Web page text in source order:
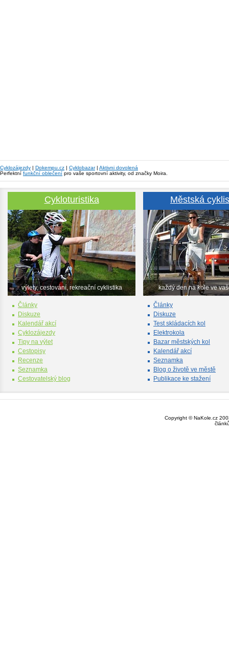
Cyklozájezdy | Dokempu.cz | Cyklobazar| Aktivni dovolená
Perfektní funkční oblečení pro vaše sportovní aktivity, od značky Moira.
Cykloturistika
výlety, cestování, rekreační cyklistika
Články
Diskuze
Kalendář akcí
Cyklozájezdy
Tipy na výlet
Cestopisy
Recenze
Seznamka
Cestovatelský blog
Městská
každý den na kole ve
Články
Diskuze
Test skládacích kol
Elektrokola
Bazar městských kol
Kalendář akcí
Seznamka
Blog o životě ve městě
Publikace ke stažení
Copyright © NaKole.cz